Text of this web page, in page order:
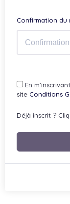
Confirmation du
En
site Conditions
Déjà inscrit ?